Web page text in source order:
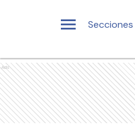
Secciones
Ads